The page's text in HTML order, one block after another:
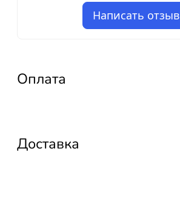
Написать отзыв
Оплата
Доставка